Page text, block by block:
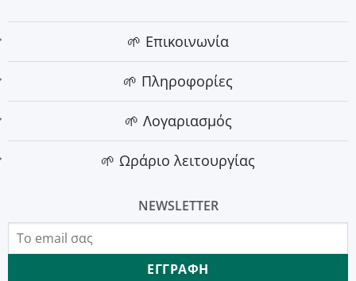
🌱 Επικοινωνία
🌱 Πληροφορίες
🌱 Λογαριασμός
🌱 Ωράριο λειτουργίας
NEWSLETTER